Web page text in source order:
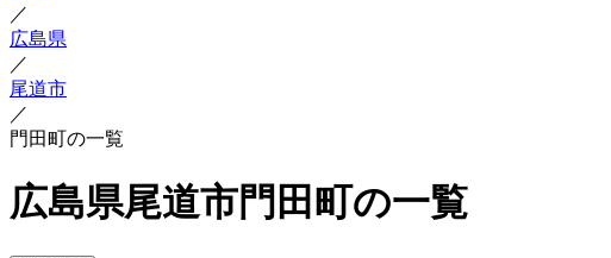
／
広島県
／
尾道市
／
門田町の一覧
広島県尾道市門田町の一覧